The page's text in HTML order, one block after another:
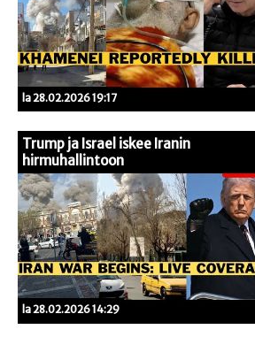
la 28.02.2026 19:17
Trump ja Israel iskee Iranin
hirmuhallintoon
la 28.02.2026 14:29